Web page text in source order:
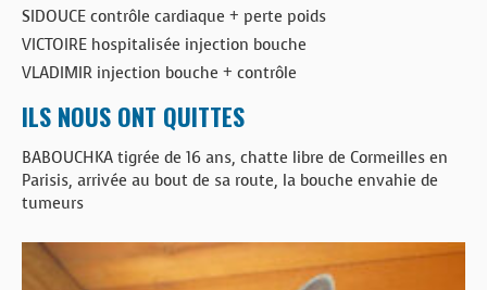
SIDOUCE contrôle cardiaque + perte poids
VICTOIRE hospitalisée injection bouche
VLADIMIR injection bouche + contrôle
ILS NOUS ONT QUITTES
BABOUCHKA tigrée de 16 ans, chatte libre de Cormeilles en
Parisis, arrivée au bout de sa route, la bouche envahie de
tumeurs